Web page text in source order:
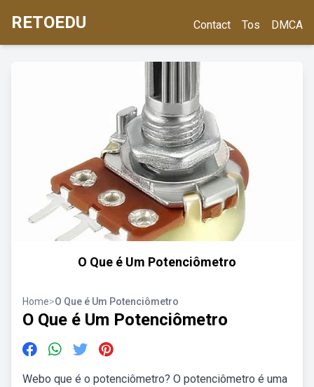
RETOEDU Contact Tos DMCA
O Que é Um Potenciômetro
Home>O Que é Um Potenciômetro
O Que é Um Potenciômetro
Webo que é o potenciômetro? O potenciômetro é uma